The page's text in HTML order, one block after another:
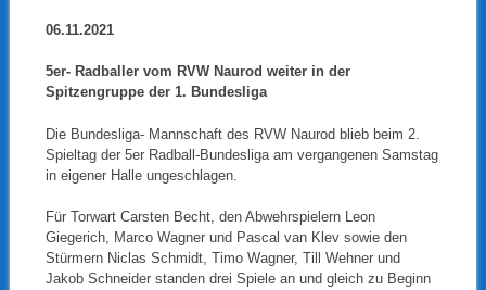
06.11.2021
5er- Radballer vom RVW Naurod weiter in der
Spitzengruppe der 1. Bundesliga
Die Bundesliga- Mannschaft des RVW Naurod blieb beim 2.
Spieltag der 5er Radball-Bundesliga am vergangenen Samstag
in eigener Halle ungeschlagen.
Für Torwart Carsten Becht, den Abwehrspielern Leon
Giegerich, Marco Wagner und Pascal van Klev sowie den
Stürmern Niclas Schmidt, Timo Wagner, Till Wehner und
Jakob Schneider standen drei Spiele an und gleich zu Beginn